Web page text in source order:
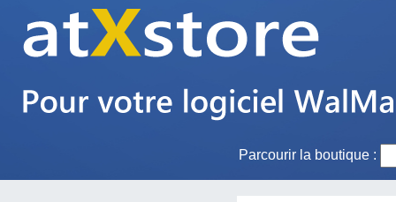
Parcourir la boutique :